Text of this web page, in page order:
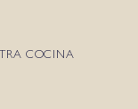
COCINA